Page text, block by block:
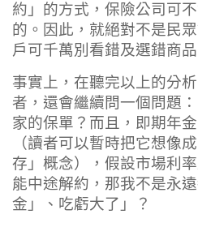
約」的方式，保險公司可
的。因此，就絕對不是民
戶可千萬別看錯及選錯商品
事實上，在聽完以上的分
者，還會繼續問一個問題
家的保單？而且，即期年
（讀者可以暫時把它想像
存」概念），假設市場利
能中途解約，那我不是永
金」、吃虧大了」？